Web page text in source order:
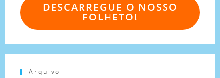
DESCARREGUE O NOSSO
FOLHETO!
Arquivo